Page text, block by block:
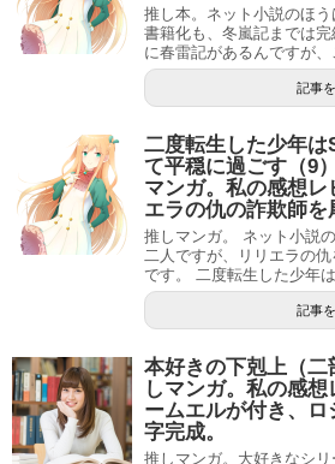
推し本。ネット小説のほ
書籍化も、冬嵐記までは
に春雷記があるんですが
記事
二度転生した少年は
て平穏に過ごす（
マンガ。私の感想レ
エラの仇の詐欺師を
推しマンガ。 ネット小説
二人ですが、リリエラの
です。 二度転生した少年
記事
本好きの下剋上（
しマンガ。私の感
ームエルが付き、
字完成。
推しマンガ。大好きなシ